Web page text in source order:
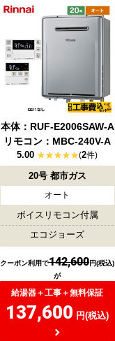
本体：RUF-E2006SAW-A
リモコン：MBC-240V-A
5.00 (2件)
20号都市ガス
オート
ボイスリモコン付属
エコジョーズ
クーポン利用で142,600円(税込)
が
給湯器＋工事＋無料保証
137,600 円(税込)